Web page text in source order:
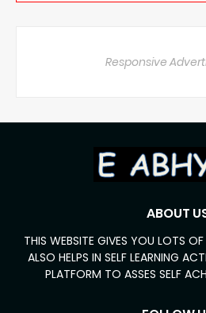
Responsive
ABOUT
THIS WEBSITE GIVES YOU LOTS
ALSO HELPS IN SELF LEARNING
PLATFORM TO ASSES SELF